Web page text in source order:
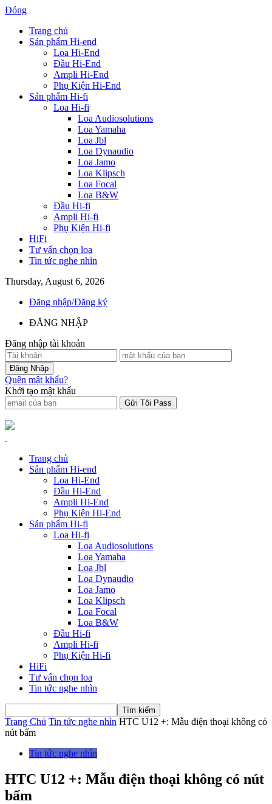
Đóng
Trang chủ
Sản phẩm Hi-end
Loa Hi-End
Đầu Hi-End
Ampli Hi-End
Phụ Kiện Hi-End
Sản phẩm Hi-fi
Loa Hi-fi
Loa Audiosolutions
Loa Yamaha
Loa Jbl
Loa Dynaudio
Loa Jamo
Loa Klipsch
Loa Focal
Loa B&W
Đầu Hi-fi
Ampli Hi-fi
Phụ Kiện Hi-fi
HiFi
Tư vấn chọn loa
Tin tức nghe nhìn
Thursday, August 6, 2026
Đăng nhập/Đăng ký
ĐĂNG NHẬP
Đăng nhập tài khoản
Quên mật khẩu?
Khởi tạo mật khẩu
Trang chủ
Sản phẩm Hi-end
Loa Hi-End
Đầu Hi-End
Ampli Hi-End
Phụ Kiện Hi-End
Sản phẩm Hi-fi
Loa Hi-fi
Loa Audiosolutions
Loa Yamaha
Loa Jbl
Loa Dynaudio
Loa Jamo
Loa Klipsch
Loa Focal
Loa B&W
Đầu Hi-fi
Ampli Hi-fi
Phụ Kiện Hi-fi
HiFi
Tư vấn chọn loa
Tin tức nghe nhìn
Trang Chủ Tin tức nghe nhìn HTC U12 +: Mẫu điện thoại không có
nút bấm
Tin tức nghe nhìn
HTC U12 +: Mẫu điện thoại không có nút
bấm